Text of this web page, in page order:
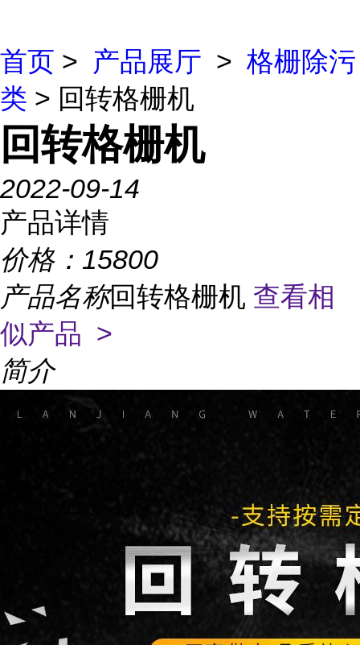
首页 > 产品展厅 > 格栅除污
类 > 回转格栅机
回转格栅机
2022-09-14
产品详情
价格： 15800
产品名称回转格栅机 查看相
似产品 >
简介